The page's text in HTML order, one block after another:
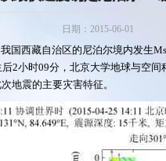
日期：2015-06-01
国西藏自治区的尼泊尔境内发生
2小时09分，北京大学地球与空
地震的主要灾害特征。